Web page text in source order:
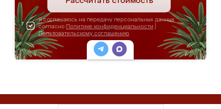
Я соглашаюсь на передачу персональных данных
согласно Политике конфиденциальности
Пользовательскому соглашению